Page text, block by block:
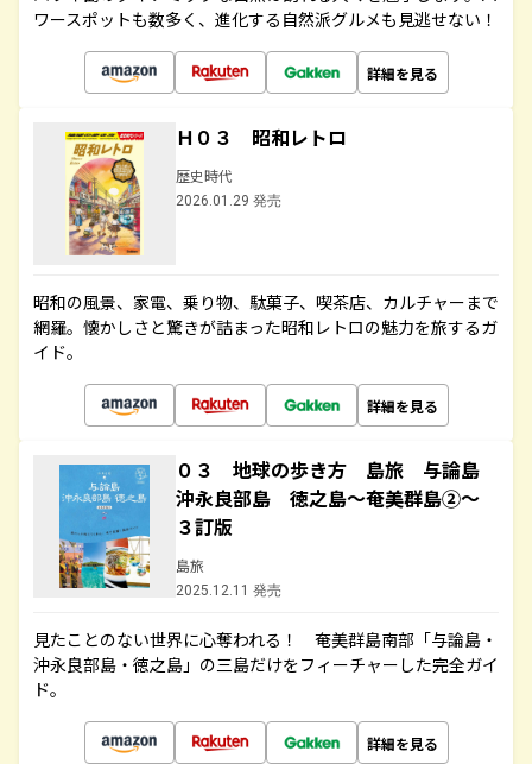
ワースポットも数多く、進化する自然派グルメも見逃せない！
詳細を見る
Ｈ０３ 昭和レトロ
歴史時代
2026.01.29 発売
昭和の風景、家電、乗り物、駄菓子、喫茶店、カルチャーまで
網羅。懐かしさと驚きが詰まった昭和レトロの魅力を旅するガ
イド。
詳細を見る
０３ 地球の歩き方 島旅 与論島
沖永良部島 徳之島～奄美群島②～
３訂版
島旅
2025.12.11 発売
見たことのない世界に心奪われる！ 奄美群島南部「与論島・
沖永良部島・徳之島」の三島だけをフィーチャーした完全ガイ
ド。
詳細を見る